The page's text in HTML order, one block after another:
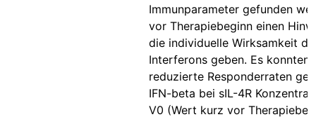
Immunparameter gefunden
vor Therapiebeginn einen
die individuelle Wirksamkeit
Interferons geben. Es konnten
reduzierte Responderraten
IFN-beta bei sIL-4R
V0 (Wert kurz vor